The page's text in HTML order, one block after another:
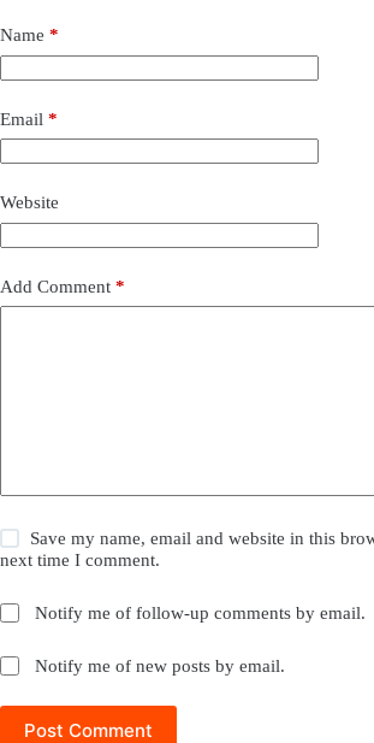
Name *
Email *
Website
Add Comment *
Save my name, email and website in this
next time I comment.
Notify me of follow-up comments by email.
Notify me of new posts by email.
Post Comment